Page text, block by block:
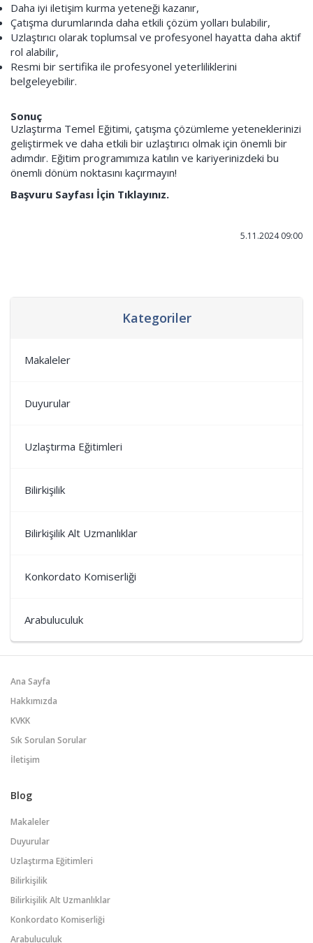
Kategoriler
Makaleler
Duyurular
Uzlaştırma Eğitimleri
Bilirkişilik
Bilirkişilik Alt Uzmanlıklar
Konkordato Komiserliği
Arabuluculuk
Daha iyi iletişim kurma yeteneği kazanır,
Çatışma durumlarında daha etkili çözüm yolları bulabilir,
Uzlaştırıcı olarak toplumsal ve profesyonel hayatta daha aktif
rol alabilir,
Resmi bir sertifika ile profesyonel yeterliliklerini
belgeleyebilir.
Sonuç
Uzlaştırma Temel Eğitimi, çatışma çözümleme yeteneklerinizi
geliştirmek ve daha etkili bir uzlaştırıcı olmak için önemli bir
adımdır. Eğitim programımıza katılın ve kariyerinizdeki bu
önemli dönüm noktasını kaçırmayın!
Başvuru Sayfası İçin Tıklayınız.
5.11.2024 09:00
Ana Sayfa
Hakkımızda
KVKK
Sık Sorulan Sorular
İletişim
Blog
Makaleler
Duyurular
Uzlaştırma Eğitimleri
Bilirkişilik
Bilirkişilik Alt Uzmanlıklar
Konkordato Komiserliği
Arabuluculuk